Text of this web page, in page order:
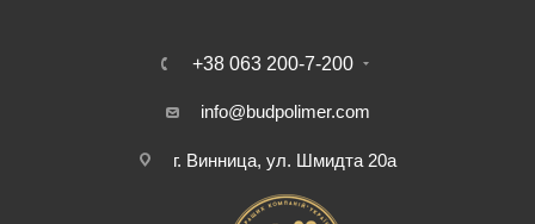
+38 063 200-7-200
info@budpolimer.com
г. Винница, ул. Шмидта 20а